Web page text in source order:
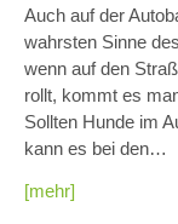
Auch auf der
wahrsten Sinne
wenn auf den
rollt, kommt es
Sollten Hunde im
kann es bei den…
[mehr]